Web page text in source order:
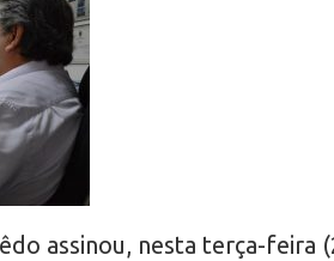
assinou, nesta terça-feira